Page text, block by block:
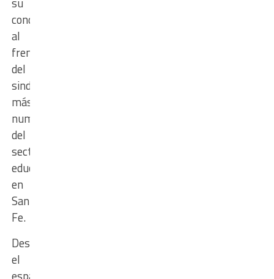
conducción
al
frente
del
sindicato
más
numeroso
del
sector
educativo
en
Santa
Fe.
Desde
el